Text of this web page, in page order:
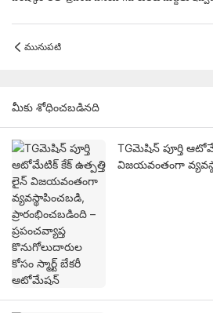
మునుపటి
మీకు శోధించబడినది
TGమెషిన్ పూర్తి
విజయవంతంగా